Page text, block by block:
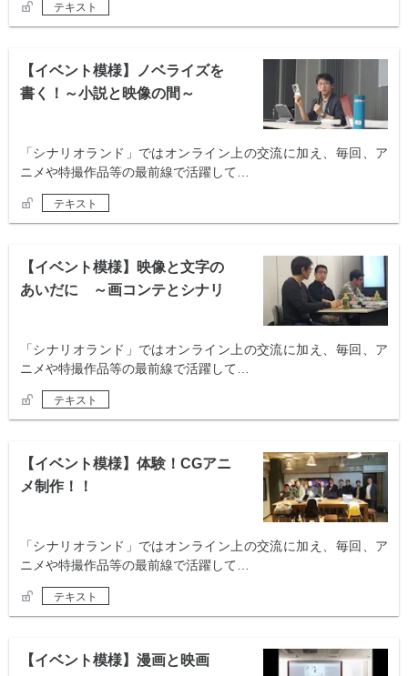
テキスト
【イベント模様】ノベライズを
書く！～小説と映像の間～
「シナリオランド」ではオンライン上の交流に加え、毎回、ア
ニメや特撮作品等の最前線で活躍して…
テキスト
【イベント模様】映像と文字の
あいだに ～画コンテとシナリ
「シナリオランド」ではオンライン上の交流に加え、毎回、ア
ニメや特撮作品等の最前線で活躍して…
テキスト
【イベント模様】体験！CGアニ
メ制作！！
「シナリオランド」ではオンライン上の交流に加え、毎回、ア
ニメや特撮作品等の最前線で活躍して…
テキスト
【イベント模様】漫画と映画